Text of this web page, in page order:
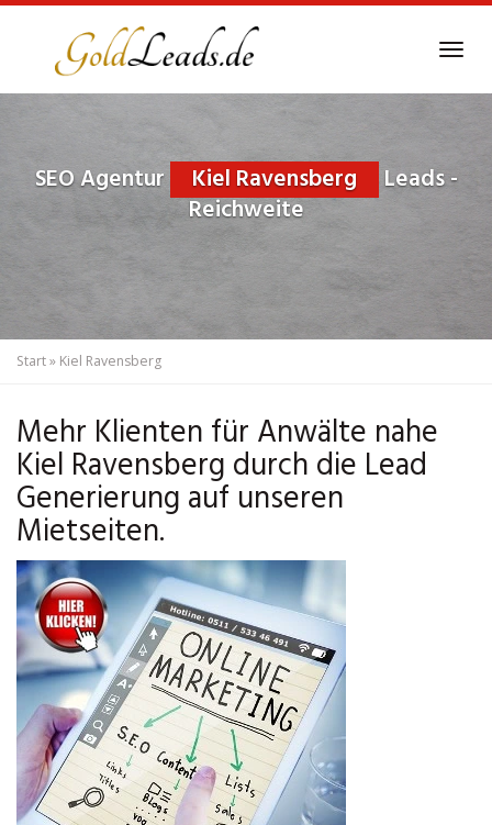
SEO Agentur Kiel Ravensberg
Leads -
Reichweite
Start» Kiel Ravensberg
Mehr Klienten für Anwälte nahe
Kiel Ravensberg durch die Lead
Generierung auf unseren
Mietseiten.